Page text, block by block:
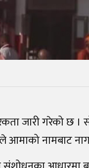
जारी गरेको छ ।
नामबाट